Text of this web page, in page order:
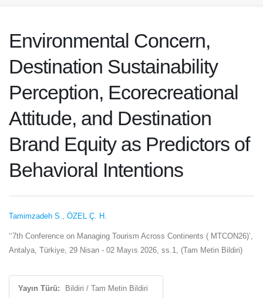
Environmental Concern,
Destination Sustainability
Perception, Ecorecreational
Attitude, and Destination
Brand Equity as Predictors of
Behavioral Intentions
Tamimzadeh S., ÖZEL Ç. H.
‘‘7th Conference on Managing Tourism Across Continents ( MTCON26)’,
Antalya, Türkiye, 29 Nisan - 02 Mayıs 2026, ss.1, (Tam Metin Bildiri)
Yayın Türü: Bildiri / Tam Metin Bildiri